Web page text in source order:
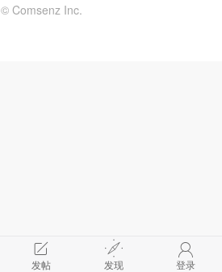
发帖 发现 登录
© Comsenz Inc.